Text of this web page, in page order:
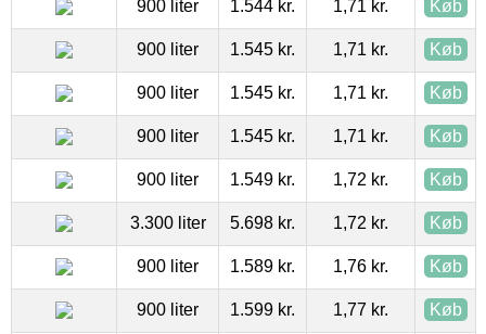
900 liter 1.544 kr. 1,71 kr. Køb
900 liter 1.545 kr. 1,71 kr. Køb
900 liter 1.545 kr. 1,71 kr. Køb
900 liter 1.545 kr. 1,71 kr. Køb
900 liter 1.549 kr. 1,72 kr. Køb
3.300 liter 5.698 kr. 1,72 kr. Køb
900 liter 1.589 kr. 1,76 kr. Køb
900 liter 1.599 kr. 1,77 kr. Køb